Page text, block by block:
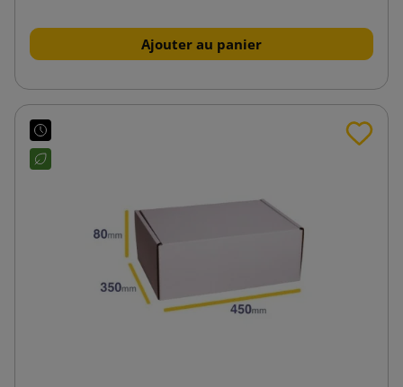
Ajouter au panier